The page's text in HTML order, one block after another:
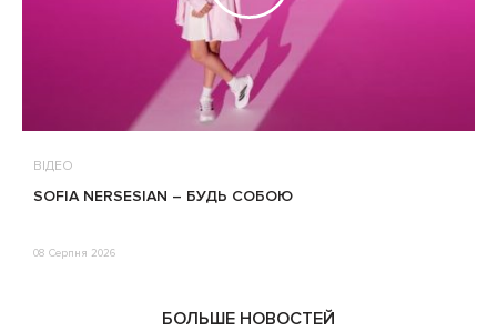
ВІДЕО
SOFIA NERSESIAN – БУДЬ СОБОЮ
08 Серпня 2026
БОЛЬШЕ НОВОСТЕЙ